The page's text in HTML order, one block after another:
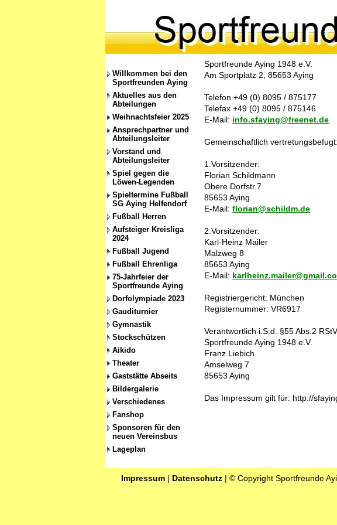
Willkommen bei den
Sportfreunden Aying
Aktuelles aus den
Abteilungen
Weihnachtsfeier 2025
Ansprechpartner und
Abteilungsleiter
Vorstand und
Abteilungsleiter
Spiel gegen die
Löwen-Legenden
Spieltermine Fußball
SG Aying Helfendorf
Fußball Herren
Aufsteiger Kreisliga
2024
Fußball Jugend
Fußball Ehrenliga
75-Jahrfeier der
Sportfreunde Aying
Dorfolympiade 2023
Gauditurnier
Gymnastik
Stockschützen
Aikido
Theater
Gaststätte Abseits
Bildergalerie
Verschiedenes
Fanshop
Sponsoren für den
neuen Vereinsbus
Lageplan
Sportfreunde Aying 1948 e.V.
Am Sportplatz 2,85653 Aying
Telefon +49 (0) 8095 / 875177
Telefax +49 (0) 8095 / 875146
E-Mail: info.sfaying@freenet.de
Gemeinschaftlich vertretungsbefugt:
1.Vorsitzender:
Florian Schildmann
Obere Dorfstr.7
85653 Aying
E-Mail:florian@schildm.de
2.Vorsitzender:
Karl-Heinz Mailer
Malzweg 8
85653 Aying
E-Mail:
Registriergericht: München
Registernummer: VR6917
Verantwortlich i.S.d. §55 Abs.2
Sportfreunde Aying 1948 e.V.
Franz Liebich
Amselweg 7
85653 Aying
Das Impressum gilt für: http://
Impressum| Datenschutz| © Copyright Sportfreunde